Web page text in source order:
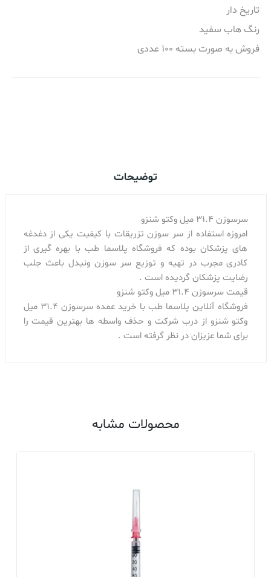
تاریخ دار
رنگ هاب سفید
فروش به صورت بسته 100 عددی
توضیحات
سرسوزن 31.4 میل وکتو شنزو
امروزه استفاده از سر سوزن تزریقات با کیفیت یکی از دغدغه
های پزشکان بوده که فروشگاه پلاسما طب با بهره گیری از
کادری مجرب در تهیه و توزیع سر سوزن ونیدل باعث جلب
رضایت پزشکان گردیده است .
قیمت سرسوزن 31.4 میل وکتو شنزو
فروشگاه آنلاین پلاسما طب با خرید عمده سرسوزن 31.4 میل
وکتو شنزو از درب شرکت و حذف واسطه ها بهترین قیمت را
برای شما عزیزان در نظر گرفته است .
محصولات مشابه